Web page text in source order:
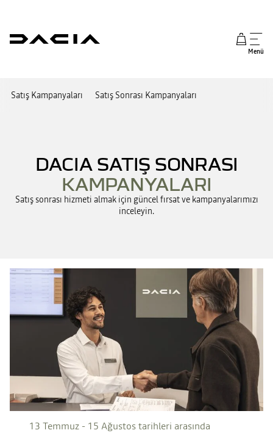
Menü
Satış Kampanyaları Satış Sonrası Kampanyaları
DACIA SATIŞ SONRASI
KAMPANYALARI
Satış sonrası hizmeti almak için güncel fırsat ve kampanyalarımızı
inceleyin.
13 Temmuz - 15 Ağustos tarihleri arasında